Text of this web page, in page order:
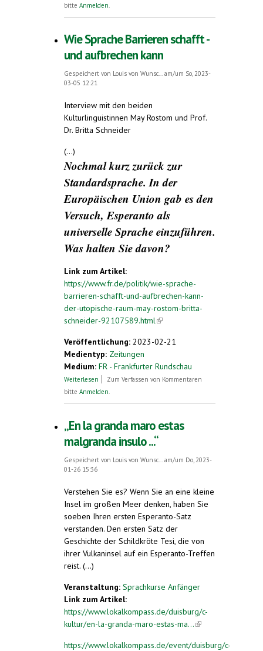
bitte Anmelden.
Wie Sprache Barrieren schafft -
und aufbrechen kann
Gespeichert von Louis von Wunsc...am/um So, 2023-
03-05 12:21
Interview mit den beiden
Kulturlinguistinnen May Rostom und Prof.
Dr. Britta Schneider
(...)
Nochmal kurz zurück zur
Standardsprache. In der
Europäischen Union gab es den
Versuch, Esperanto als
universelle Sprache einzuführen.
Was halten Sie davon?
Link zum Artikel:
https://www.fr.de/politik/wie-sprache-
barrieren-schafft-und-aufbrechen-kann-
der-utopische-raum-may-rostom-britta-
schneider-92107589.html(link is external)
Veröffentlichung: 2023-02-21
Medientyp: Zeitungen
Medium: FR - Frankfurter Rundschau
Weiterlesen über Wie Sprache Barrieren schafft - und
Zum Verfassen von Kommentaren
bitte Anmelden.
„En la granda maro estas
malgranda insulo ...“
Gespeichert von Louis von Wunsc...
am/um Do, 2023-
01-26 15:36
Verstehen Sie es? Wenn Sie an eine kleine
Insel im großen Meer denken, haben Sie
soeben Ihren ersten Esperanto-Satz
verstanden. Den ersten Satz der
Geschichte der Schildkröte Tesi, die von
ihrer Vulkaninsel auf ein Esperanto-Treffen
reist. (...)
Veranstaltung: Sprachkurse Anfänger
Link zum Artikel:
https://www.lokalkompass.de/duisburg/c-
kultur/en-la-granda-maro-estas-ma...(link is
https://www.lokalkompass.de/event/duisburg/c-